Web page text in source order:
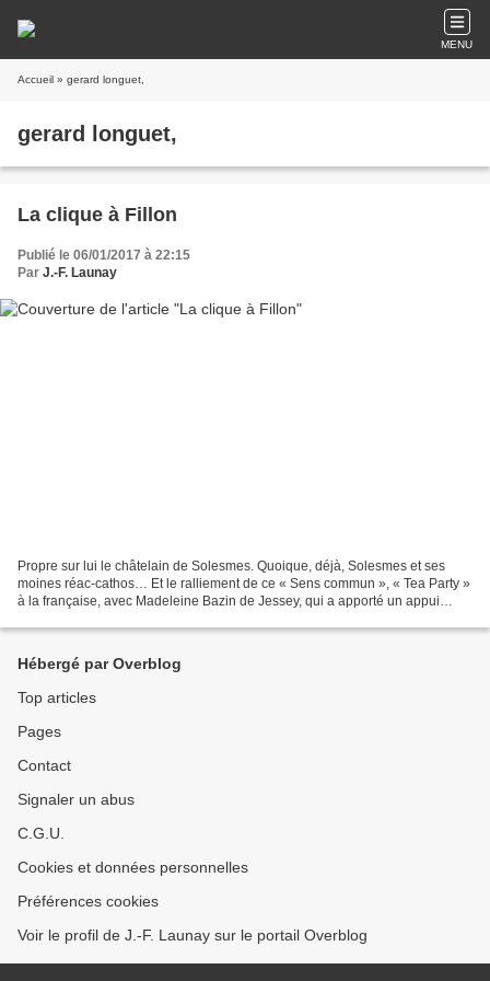
MENU
Accueil » gerard longuet,
gerard longuet,
La clique à Fillon
Publié le 06/01/2017 à 22:15
Par J.-F. Launay
Propre sur lui le châtelain de Solesmes. Quoique, déjà, Solesmes et ses
moines réac-cathos… Et le ralliement de ce « Sens commun », « Tea Party »
à la française, avec Madeleine Bazin de Jessey, qui a apporté un appui
Hébergé par Overblog
Top articles
Pages
Contact
Signaler un abus
C.G.U.
Cookies et données personnelles
Préférences cookies
Voir le profil de J.-F. Launay sur le portail Overblog